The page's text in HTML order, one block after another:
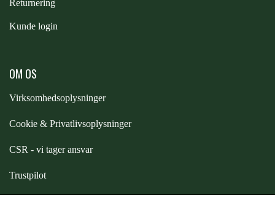
WALSH
Returnering
Kunde login
OM OS
Virksomhedsoplysninger
Cookie & Privatlivsoplysninger
CSR - vi tager ansvar
Trustpilot